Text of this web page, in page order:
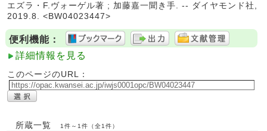
エズラ・F.ヴォーゲル著 ; 加藤嘉一聞き手. -- ダイヤモンド社,
2019.8. <BW04023447>
便利機能：
詳細情報を見る
このページのURL：
所蔵一覧 1件～1件（全1件）